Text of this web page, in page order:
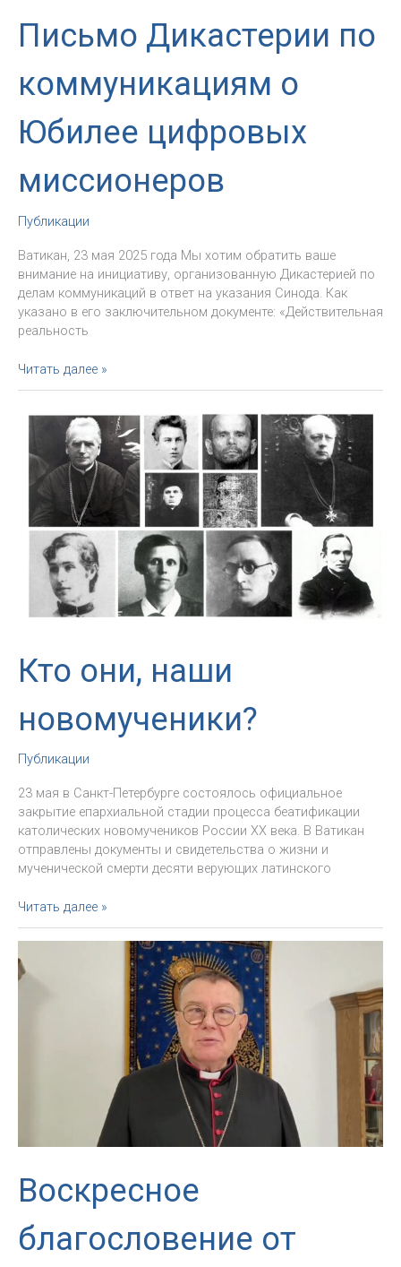
Письмо Дикастерии по
коммуникациям о
Юбилее цифровых
миссионеров
Публикации
Ватикан, 23 мая 2025 года Мы хотим обратить ваше
внимание на инициативу, организованную Дикастерией по
делам коммуникаций в ответ на указания Синода. Как
указано в его заключительном документе: «Действительная
реальность
Письмо
Дикастерии
коммуникациям
Юбилее
цифровых
миссионеров
Читать далее »
Кто они, наши
новомученики?
Публикации
23 мая в Санкт-Петербурге состоялось официальное
закрытие епархиальной стадии процесса беатификации
католических новомучеников России ХХ века. В Ватикан
отправлены документы и свидетельства о жизни и
мученической смерти десяти верующих латинского
Кто
они,
наши
новомученики?
Читать далее »
Воскресное
благословение от